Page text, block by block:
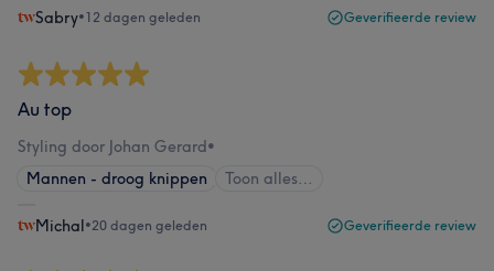
Sabry•12 dagen geleden Geverifieerde review
Au top
Styling door Johan Gerard•
Mannen - droog knippen
Toon alles…
Michal•20 dagen geleden Geverifieerde review